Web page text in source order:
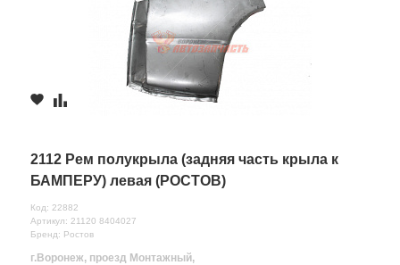
2112 Рем полукрыла (задняя часть крыла к
БАМПЕРУ) левая (РОСТОВ)
Код: 22882
Артикул: 21120 8404027
Бренд: Ростов
г.Воронеж, проезд Монтажный,